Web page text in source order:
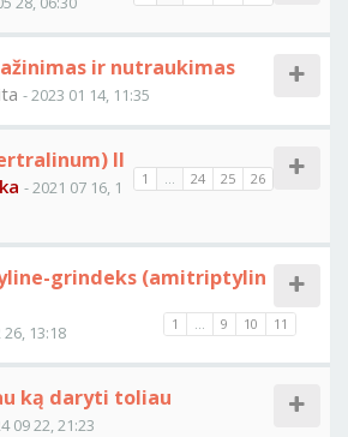
ir nutraukimas
- 2023 01 14, 11:35
II
1 ... 24 25 26
- 2021 07 16, 1
grindeks (amitriptylin
1 ... 9 10 11
26, 13:18
ką daryti toliau
09 22, 21:23